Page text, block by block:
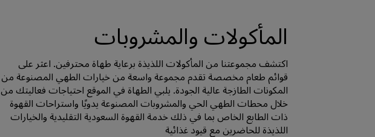
المأكولات والمشروبات
اكتشف مجموعتنا من المأكولات اللذيذة برعاية طهاة محترفين. اعثر على
قوائم طعام مخصصة تقدم مجموعة واسعة من خيارات الطهي المصنوعة من
المكونات الطازجة عالية الجودة. يلبي الطهاة في الموقع احتياجات فعاليتك من
خلال محطات الطهي الحي والمشروبات المصنوعة يدويًا واستراحات القهوة
ذات الطابع الخاص بما في ذلك خدمة القهوة السعودية التقليدية والخيارات
اللذيذة للحاضرين مع قيود غذائية